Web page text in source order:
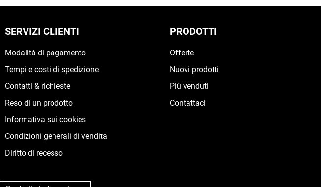
SERVIZI CLIENTI
Modalità di pagamento
Tempi e costi di spedizione
Contatti & richieste
Reso di un prodotto
Informativa sui cookies
Condizioni generali di vendita
Diritto di recesso
PRODOTTI
Offerte
Nuovi prodotti
Più venduti
Contattaci